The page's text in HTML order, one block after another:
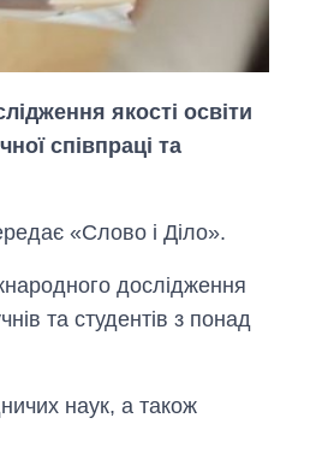
якості освіти
співпраці та
«Слово і Діло».
дослідження
та студентів з понад
наук, а також